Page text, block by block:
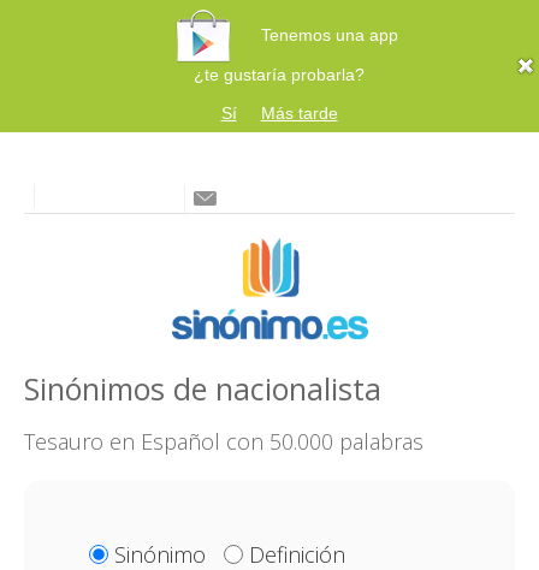
Tenemos una app
¿te gustaría probarla?
Sí
Más tarde
Sinónimos de nacionalista
Tesauro en Español con 50.000 palabras
Sinónimo
Definición